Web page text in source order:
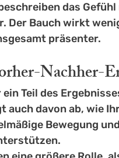
das
Der Bauch wirkt
präsenter.
Nachher-
Teil des
davon ab, wie
Bewegung